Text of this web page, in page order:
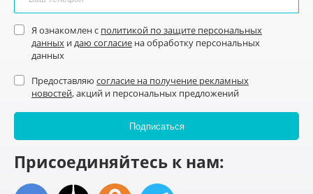
Я ознакомлен с политикой по защите персональных
данных идаю согласие на обработку персональных
данных
Предоставляю согласие на получение рекламных
новостей, акций и персональных предложений
Присоединяйтесь к нам: